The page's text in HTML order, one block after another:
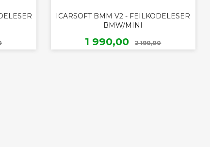
Rabatt
ICARSOFT BMM V2 - FEILKODELESER
BMW/MINI
Tilbud
1 990,00 2 190,00Rabatt